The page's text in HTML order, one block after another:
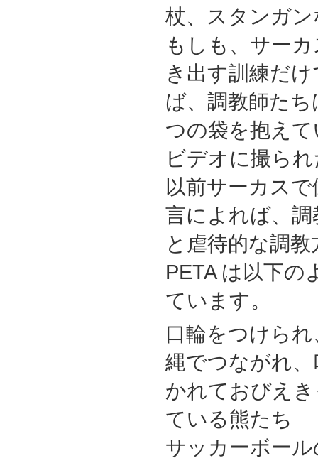
杖、スタンガ
もしも、サー
き出す訓練だ
ば、調教師た
つの袋を抱え
ビデオに撮ら
以前サーカス
言によれば、
と虐待的な調
PETA は以下の
ています。
口輪をつけられ
縄でつながれ、
かれておびえ
ている熊たち
サッカーボール